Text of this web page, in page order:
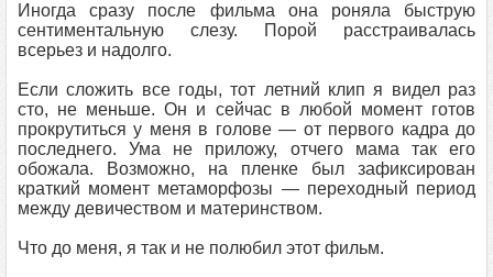
Иногда сразу после фильма она роняла быструю
сентиментальную слезу. Порой расстраивалась
всерьез и надолго.
Если сложить все годы, тот летний клип я видел раз
сто, не меньше. Он и сейчас в любой момент готов
прокрутиться у меня в голове — от первого кадра до
последнего. Ума не приложу, отчего мама так его
обожала. Возможно, на пленке был зафиксирован
краткий момент метаморфозы — переходный период
между девичеством и материнством.
Что до меня, я так и не полюбил этот фильм.